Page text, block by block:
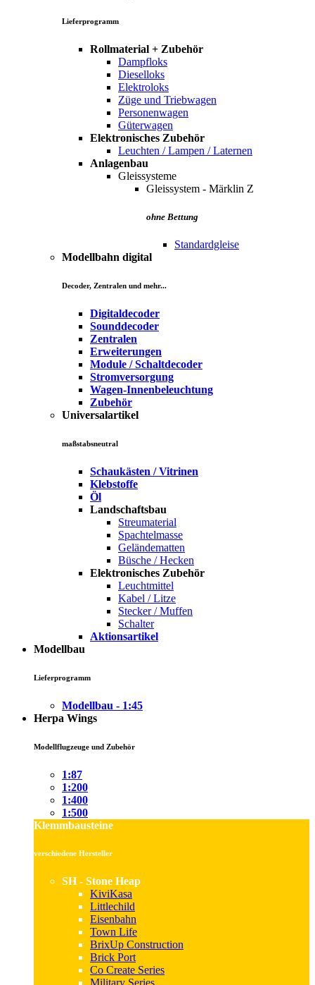
Lieferprogramm
Rollmaterial + Zubehör
Dampfloks
Dieselloks
Elektroloks
Züge und Triebwagen
Personenwagen
Güterwagen
Elektronisches Zubehör
Leuchten / Lampen / Laternen
Anlagenbau
Gleissysteme
Gleissystem - Märklin Z
ohne Bettung
Standardgleise
Modellbahn digital
Decoder, Zentralen und mehr...
Digitaldecoder
Sounddecoder
Zentralen
Erweiterungen
Module / Schaltdecoder
Stromversorgung
Wagen-Innenbeleuchtung
Zubehör
Universalartikel
maßstabsneutral
Schaukästen / Vitrinen
Klebstoffe
Öl
Landschaftsbau
Streumaterial
Spachtelmasse
Geländematten
Büsche / Hecken
Elektronisches Zubehör
Leuchtmittel
Kabel / Litze
Stecker / Muffen
Schalter
Aktionsartikel
Modellbau
Lieferprogramm
Modellbau - 1:45
Herpa Wings
Modellflugzeuge und Zubehör
1:87
1:200
1:400
1:500
Klemmbausteine
verschiedene Hersteller
SH - Stone Heap
KiviKasa
Littlechild
Eisenbahn
Town Life
BrixUp Construction
Brick Port
Co Create Series